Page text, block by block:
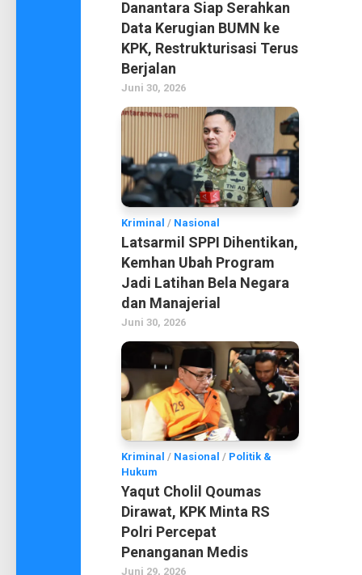
Danantara Siap Serahkan
Data Kerugian BUMN ke
KPK, Restrukturisasi Terus
Berjalan
Juni 30, 2026
Kriminal / Nasional
Latsarmil SPPI Dihentikan,
Kemhan Ubah Program
Jadi Latihan Bela Negara
dan Manajerial
Juni 30, 2026
Kriminal / Nasional / Politik &
Hukum
Yaqut Cholil Qoumas
Dirawat, KPK Minta RS
Polri Percepat
Penanganan Medis
Juni 29, 2026